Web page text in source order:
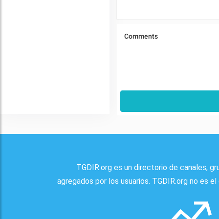
TGDIR.org es un directorio de canales,
agregados por los usuarios. TGDIR.org no es